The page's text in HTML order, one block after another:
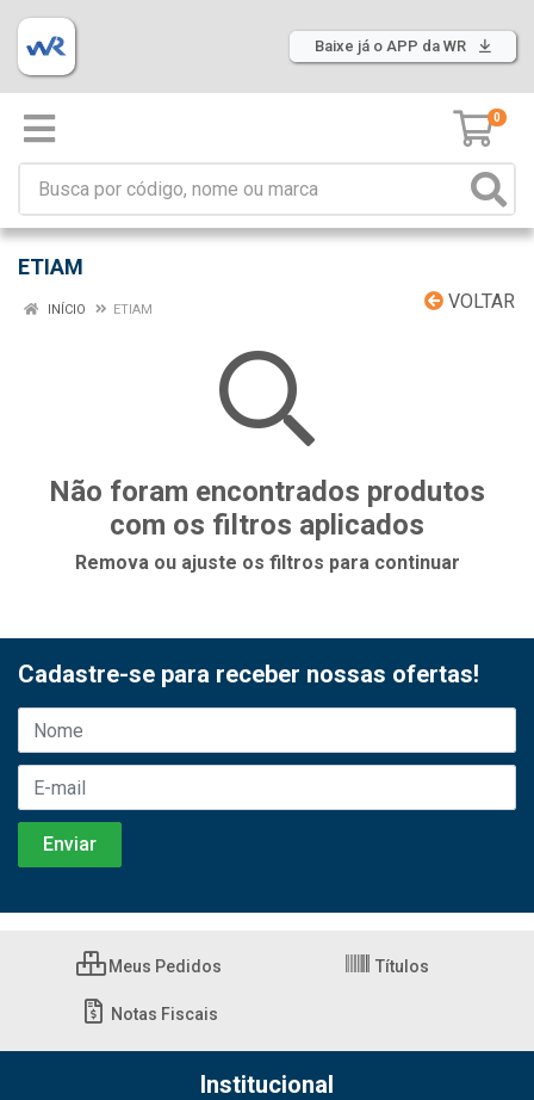
Baixe já o APP da WR
0
ETIAM
VOLTAR
INÍCIO ETIAM
Não foram encontrados produtos
com os filtros aplicados
Remova ou ajuste os filtros para continuar
Cadastre-se para receber nossas ofertas!
Meus Pedidos Títulos
Notas Fiscais
Institucional